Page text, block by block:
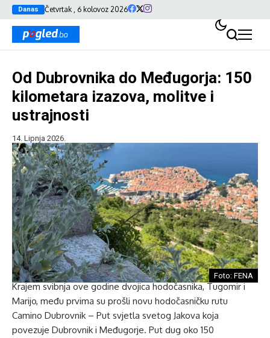
Danas Četvrtak , 6 kolovoz 2026
Od Dubrovnika do Međugorja: 150
kilometara izazova, molitve i
ustrajnosti
14. Lipnja 2026.
Foto: FENA
Krajem svibnja ove godine dvojica hodočasnika, Tugomir i
Marijo, među prvima su prošli novu hodočasničku rutu
Camino Dubrovnik – Put svjetla svetog Jakova koja
povezuje Dubrovnik i Međugorje. Put dug oko 150